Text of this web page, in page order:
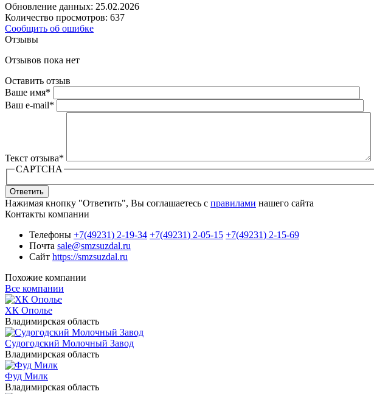
Обновление данных: 25.02.2026
Количество просмотров: 637
Сообщить об ошибке
Отзывы
Отзывов пока нет
Оставить отзыв
Ваше имя*
Ваш e-mail*
Текст отзыва*
CAPTCHA
Ответить
Нажимая кнопку "Ответить", Вы соглашаетесь с правилами нашего сайта
Контакты компании
Телефоны +7(49231) 2-19-34 +7(49231) 2-05-15 +7(49231) 2-15-69
Почта sale@smzsuzdal.ru
Сайт https://smzsuzdal.ru
Похожие компании
Все компании
ХК Ополье
Владимирская область
Судогодский Молочный Завод
Владимирская область
Фуд Милк
Владимирская область